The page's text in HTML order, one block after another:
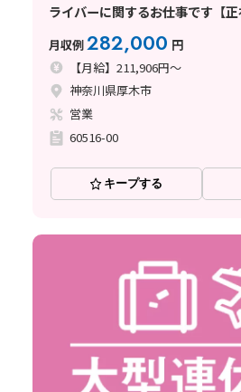
ライバーに関するお仕事です【
収28万円＋賞与で年収400万円以
月収例282,000 円
【月給】211,906円～
神奈川県厚木市
営業
60516-00
キープする